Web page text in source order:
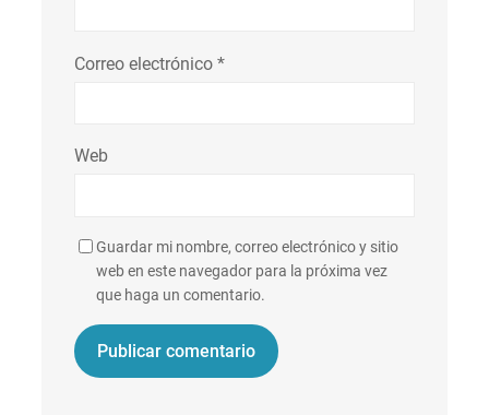
Correo electrónico *
Web
Guardar mi nombre, correo electrónico y sitio
web en este navegador para la próxima vez
que haga un comentario.